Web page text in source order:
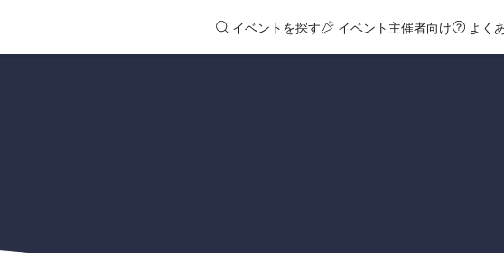
イベントを探す イベント主催者向け よく